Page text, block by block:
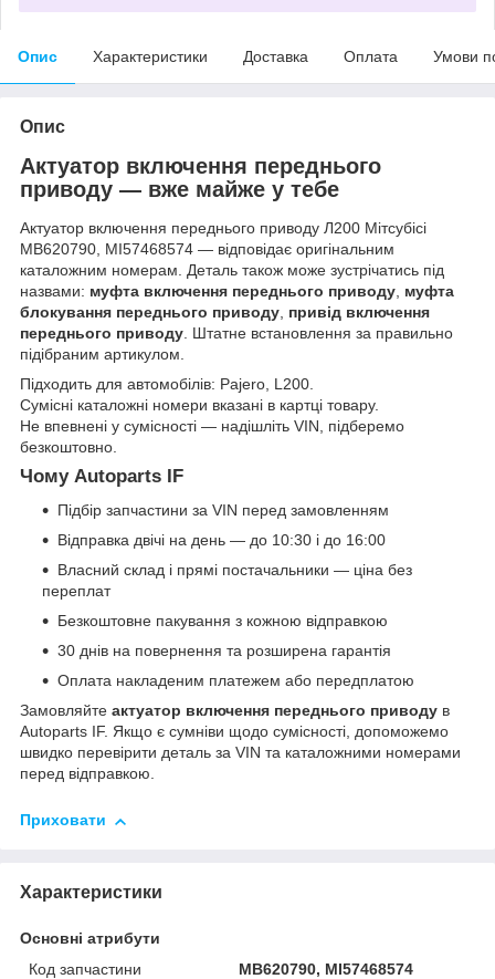
Опис Характеристики Доставка Оплата Умови
Опис
Актуатор включення переднього
приводу — вже майже у тебе
Актуатор включення переднього приводу Л200 Мітсубісі
MB620790, MI57468574 — відповідає оригінальним
каталожним номерам. Деталь також може зустрічатись під
назвами: муфта включення переднього приводу, муфта
блокування переднього приводу, привід включення
переднього приводу. Штатне встановлення за правильно
підібраним артикулом.
Підходить для автомобілів: Pajero, L200.
Сумісні каталожні номери вказані в картці товару.
Не впевнені у сумісності — надішліть VIN, підберемо
безкоштовно.
Чому Autoparts IF
Підбір запчастини за VIN перед замовленням
Відправка двічі на день — до 10:30 і до 16:00
Власний склад і прямі постачальники — ціна без
переплат
Безкоштовне пакування з кожною відправкою
30 днів на повернення та розширена гарантія
Оплата накладеним платежем або передплатою
Замовляйте актуатор включення переднього приводу в
Autoparts IF. Якщо є сумніви щодо сумісності, допоможемо
швидко перевірити деталь за VIN та каталожними номерами
перед відправкою.
Приховати
Характеристики
Основні атрибути
Код запчастини
MB620790, MI57468574